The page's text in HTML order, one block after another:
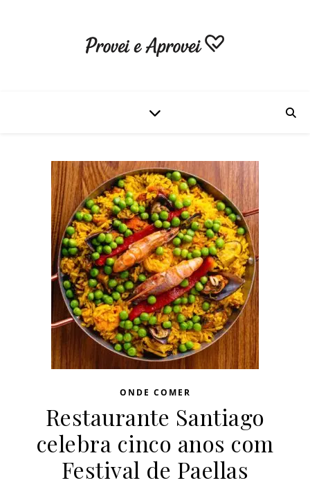
ONDE COMER
Restaurante Santiago
celebra cinco anos com
Festival de Paellas